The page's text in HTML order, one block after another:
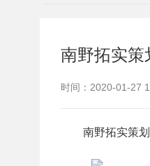
南野拓实策
时间：2020-01-27
南野拓实策